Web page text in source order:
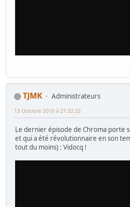
TJMK
Administrateurs
13 Octobre 2016 à 21:32:32
Le dernier épisode de Chroma porte
et qui a été révolutionnaire en son
tout du moins) : Vidocq !